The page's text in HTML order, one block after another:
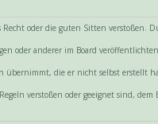
oder die guten Sitten
oder anderer im Board
die er nicht selbst erstellt
verstoßen oder geeignet sind,